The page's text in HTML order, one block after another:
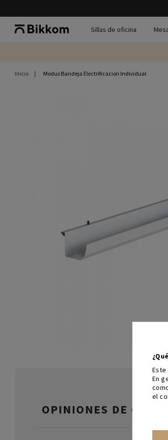
Sillas de oficina
Inicio Modus Bandeja Electrificacion Individual
OPINIONES DE
En
el